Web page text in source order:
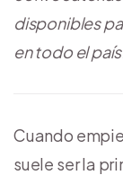
disponibles
en todo el
Cuando
suele ser la